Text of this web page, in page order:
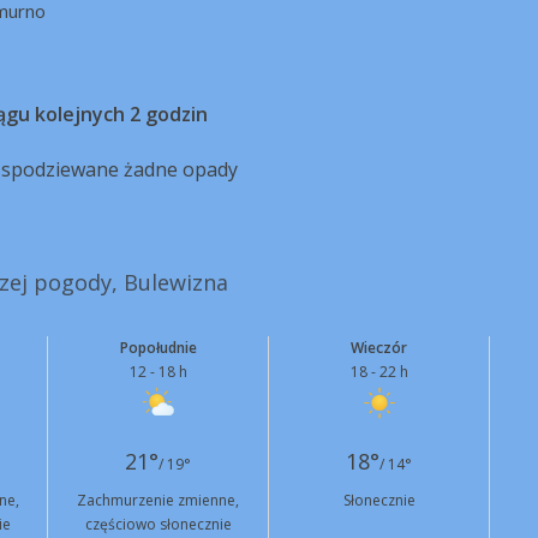
kolejnych 2 godzin
żadne opady
pogody, Bulewizna
Popołudnie
12 - 18 h
Wieczór
18 - 22 h
21°/ 19° 18°/ 14°
Zachmurzenie zmienne,
częściowo słonecznie
Słonecznie